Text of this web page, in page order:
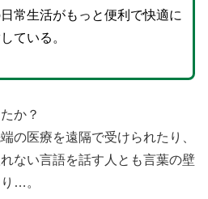
常生活がもっと便利で快適に
ている。
か？
の医療を遠隔で受けられたり、
ない言語を話す人とも言葉の壁
…。